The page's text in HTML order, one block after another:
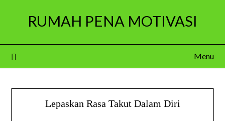
RUMAH PENA MOTIVASI
Menu
Lepaskan Rasa Takut Dalam Diri